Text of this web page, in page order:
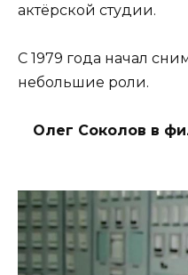
актёрской студии.
С 1979 года начал
небольшие роли.
Олег Соколов в